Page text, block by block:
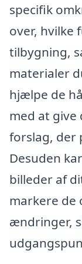
specifik
over, hvilke
tilbygning,
materialer
hjælpe de
med at
forslag, der
Desuden
billeder af
markere de
ændringer,